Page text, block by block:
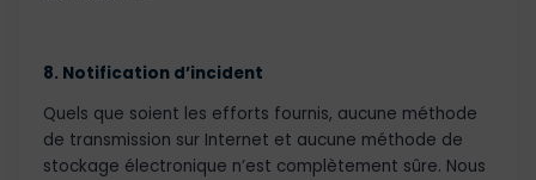
8. Notification d’incident
Quels que soient les efforts fournis, aucune méthode
de transmission sur Internet et aucune méthode de
stockage électronique n’est complètement sûre. Nous